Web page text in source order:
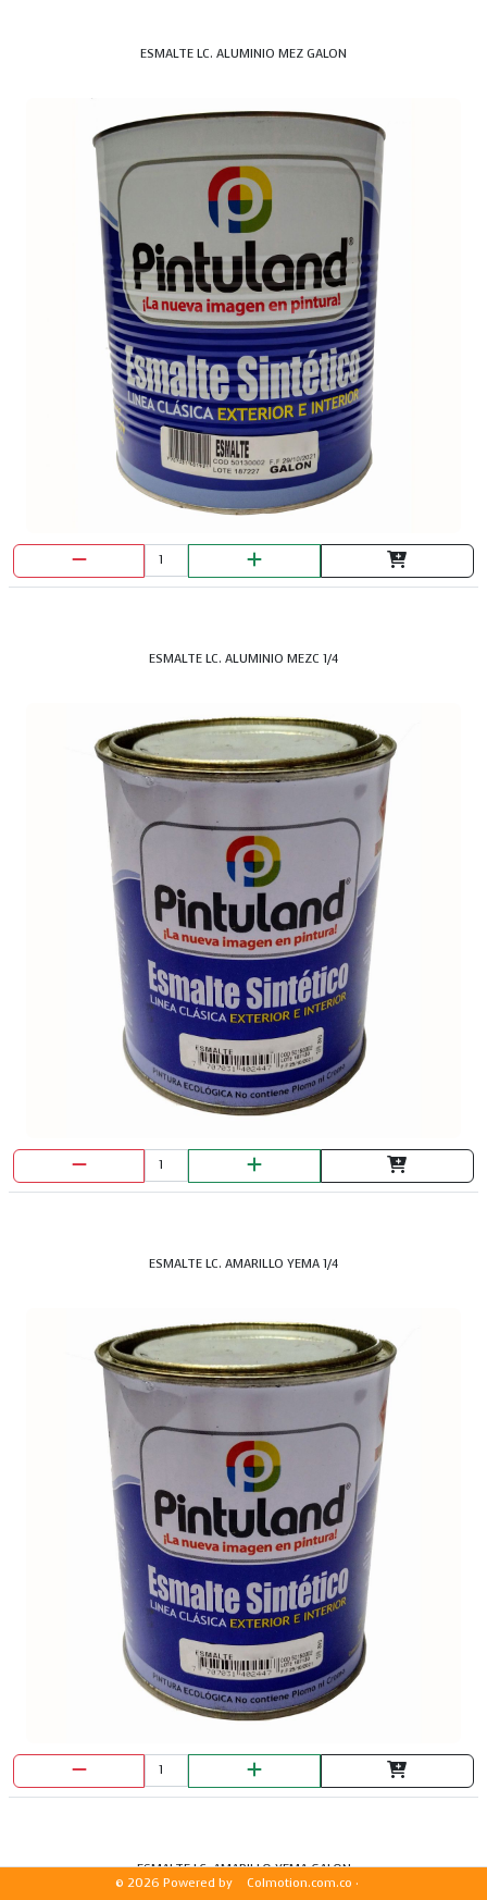
ESMALTE LC. ALUMINIO MEZ GALON
ESMALTE LC. ALUMINIO MEZC 1/4
ESMALTE LC. AMARILLO YEMA 1/4
ESMALTE LC. AMARILLO YEMA GALON
© 2026 Powered by
Colmotion.com.co ·